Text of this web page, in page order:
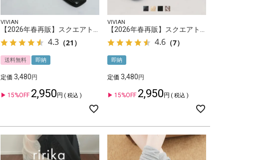
VIVIAN
4.3 （21）
送料無料 即納
定価 3,480
15%OFF 2,950 税込
VIVIAN
4.6 （7）
即納
定価 3,480
15%OFF 2,950 税込